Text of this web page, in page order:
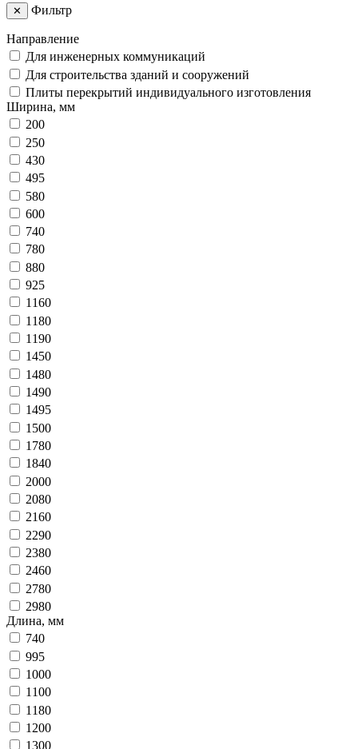
✕ Фильтр
Направление
Для инженерных коммуникаций
Для строительства зданий и сооружений
Плиты перекрытий индивидуального изготовления
Ширина, мм
200
250
430
495
580
600
740
780
880
925
1160
1180
1190
1450
1480
1490
1495
1500
1780
1840
2000
2080
2160
2290
2380
2460
2780
2980
Длина, мм
740
995
1000
1100
1180
1200
1300